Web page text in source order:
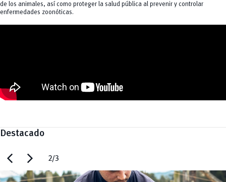
Posgrado
add
UCuenca en Cifras
remove
de los animales, así como proteger la salud pública al prevenir y controlar
enfermedades zoonóticas.
Destacado
chevron_left chevron_right 2/3